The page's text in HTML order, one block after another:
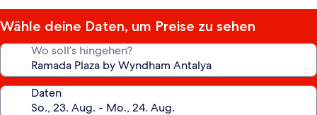
Wähle deine Daten, um Preise zu sehen
Wo soll’s hingehen?
Daten